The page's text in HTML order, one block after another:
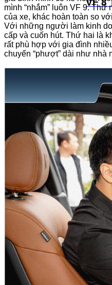
VF 8
Xe máy điện
Cao cấp
Trung cấp
Phổ thông
mình “nhắm” luôn VF 9.
của xe, khác hoàn toàn so
Với những người làm kinh
cấp và cuốn hút. Thứ hai là
rất phù hợp với gia đình
chuyến “phượt” dài như nhà